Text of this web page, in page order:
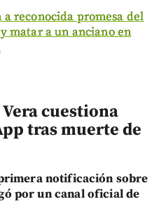
a reconocida promesa del
matar a un anciano en
cuestiona
tras muerte de
notificación sobre
por un canal oficial de